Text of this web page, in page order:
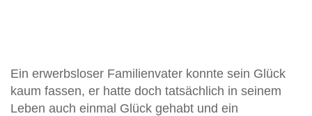
Ein erwerbsloser Familienvater konnte sein Glück
kaum fassen, er hatte doch tatsächlich in seinem
Leben auch einmal Glück gehabt und ein